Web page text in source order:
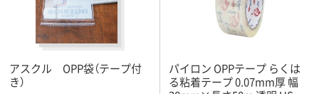
アスクル OPP袋（テープ付
き）
パイロン OPPテープ らくは
る粘着テープ 0.07mm厚 幅